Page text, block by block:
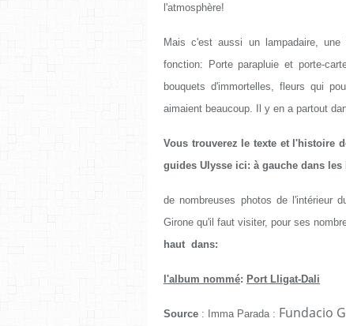
l'atmosphère!
Mais c'est aussi un lampadaire,
fonction: Porte parapluie et porte-
bouquets d'immortelles, fleurs qui
aimaient beaucoup. Il y en a partout
Vous trouverez le texte et l'histoire
guides Ulysse ici: à gauche dans
de nombreuses photos de l'intérieur
Girone qu'il faut visiter, pour ses
haut dans:
l'album nommé: Port Lligat-Dali
Source : Imma Parada : Fundacio